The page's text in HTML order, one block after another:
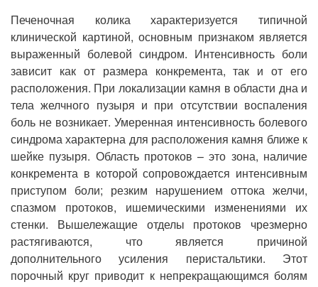
Печеночная колика характеризуется типичной
клинической картиной, основным признаком является
выраженный болевой синдром. Интенсивность боли
зависит как от размера конкремента, так и от его
расположения. При локализации камня в области дна и
тела желчного пузыря и при отсутствии воспаления
боль не возникает. Умеренная интенсивность болевого
синдрома характерна для расположения камня ближе к
шейке пузыря. Область протоков – это зона, наличие
конкремента в которой сопровождается интенсивным
приступом боли; резким нарушением оттока желчи,
спазмом протоков, ишемическими изменениями их
стенки. Вышележащие отделы протоков чрезмерно
растягиваются, что является причиной
дополнительного усиления перистальтики. Этот
порочный круг приводит к непрекращающимся болям